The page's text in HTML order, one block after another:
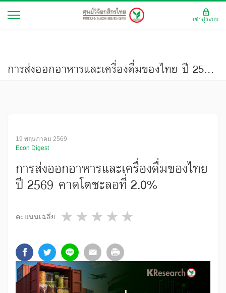
การส่งออกอาหารและเครื่องดื่มของไทย ปี 2569 คาดโตชะลอที่ 2.0%
19 พฤษภาคม 2569
Econ Digest
การส่งออกอาหารและเครื่องดื่มของไทย
ปี 2569 คาดโตชะลอที่ 2.0%
คะแนนเฉลี่ย 4 stars
3 stars
2 stars
1 star
เข้าสู่ระบบ